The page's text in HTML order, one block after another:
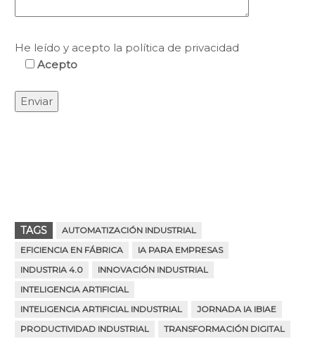
He leído y acepto la política de privacidad
Acepto
TAGS
AUTOMATIZACIÓN INDUSTRIAL
EFICIENCIA EN FÁBRICA
IA PARA EMPRESAS
INDUSTRIA 4.0
INNOVACIÓN INDUSTRIAL
INTELIGENCIA ARTIFICIAL
INTELIGENCIA ARTIFICIAL INDUSTRIAL
JORNADA IA IBIAE
PRODUCTIVIDAD INDUSTRIAL
TRANSFORMACIÓN DIGITAL